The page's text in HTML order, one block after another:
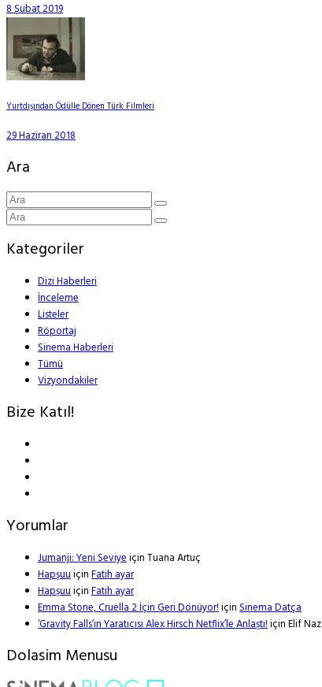
8 Şubat 2019
Yurtdışından Ödülle Dönen Türk Filmleri
29 Haziran 2018
Ara
Kategoriler
Dizi Haberleri
İnceleme
Listeler
Röportaj
Sinema Haberleri
Tümü
Vizyondakiler
Bize Katıl!
Yorumlar
Jumanji: Yeni SeviyeiçinTuana Artuç
HapşuuiçinFatih ayar
HapşuuiçinFatih ayar
Emma Stone, Cruella 2 İçin Geri Dönüyor!içinSinema Datça
‘Gravity Falls’ın Yaratıcısı Alex Hirsch Netflix’le Anlaştı!içinElif Naz
Dolasim Menusu